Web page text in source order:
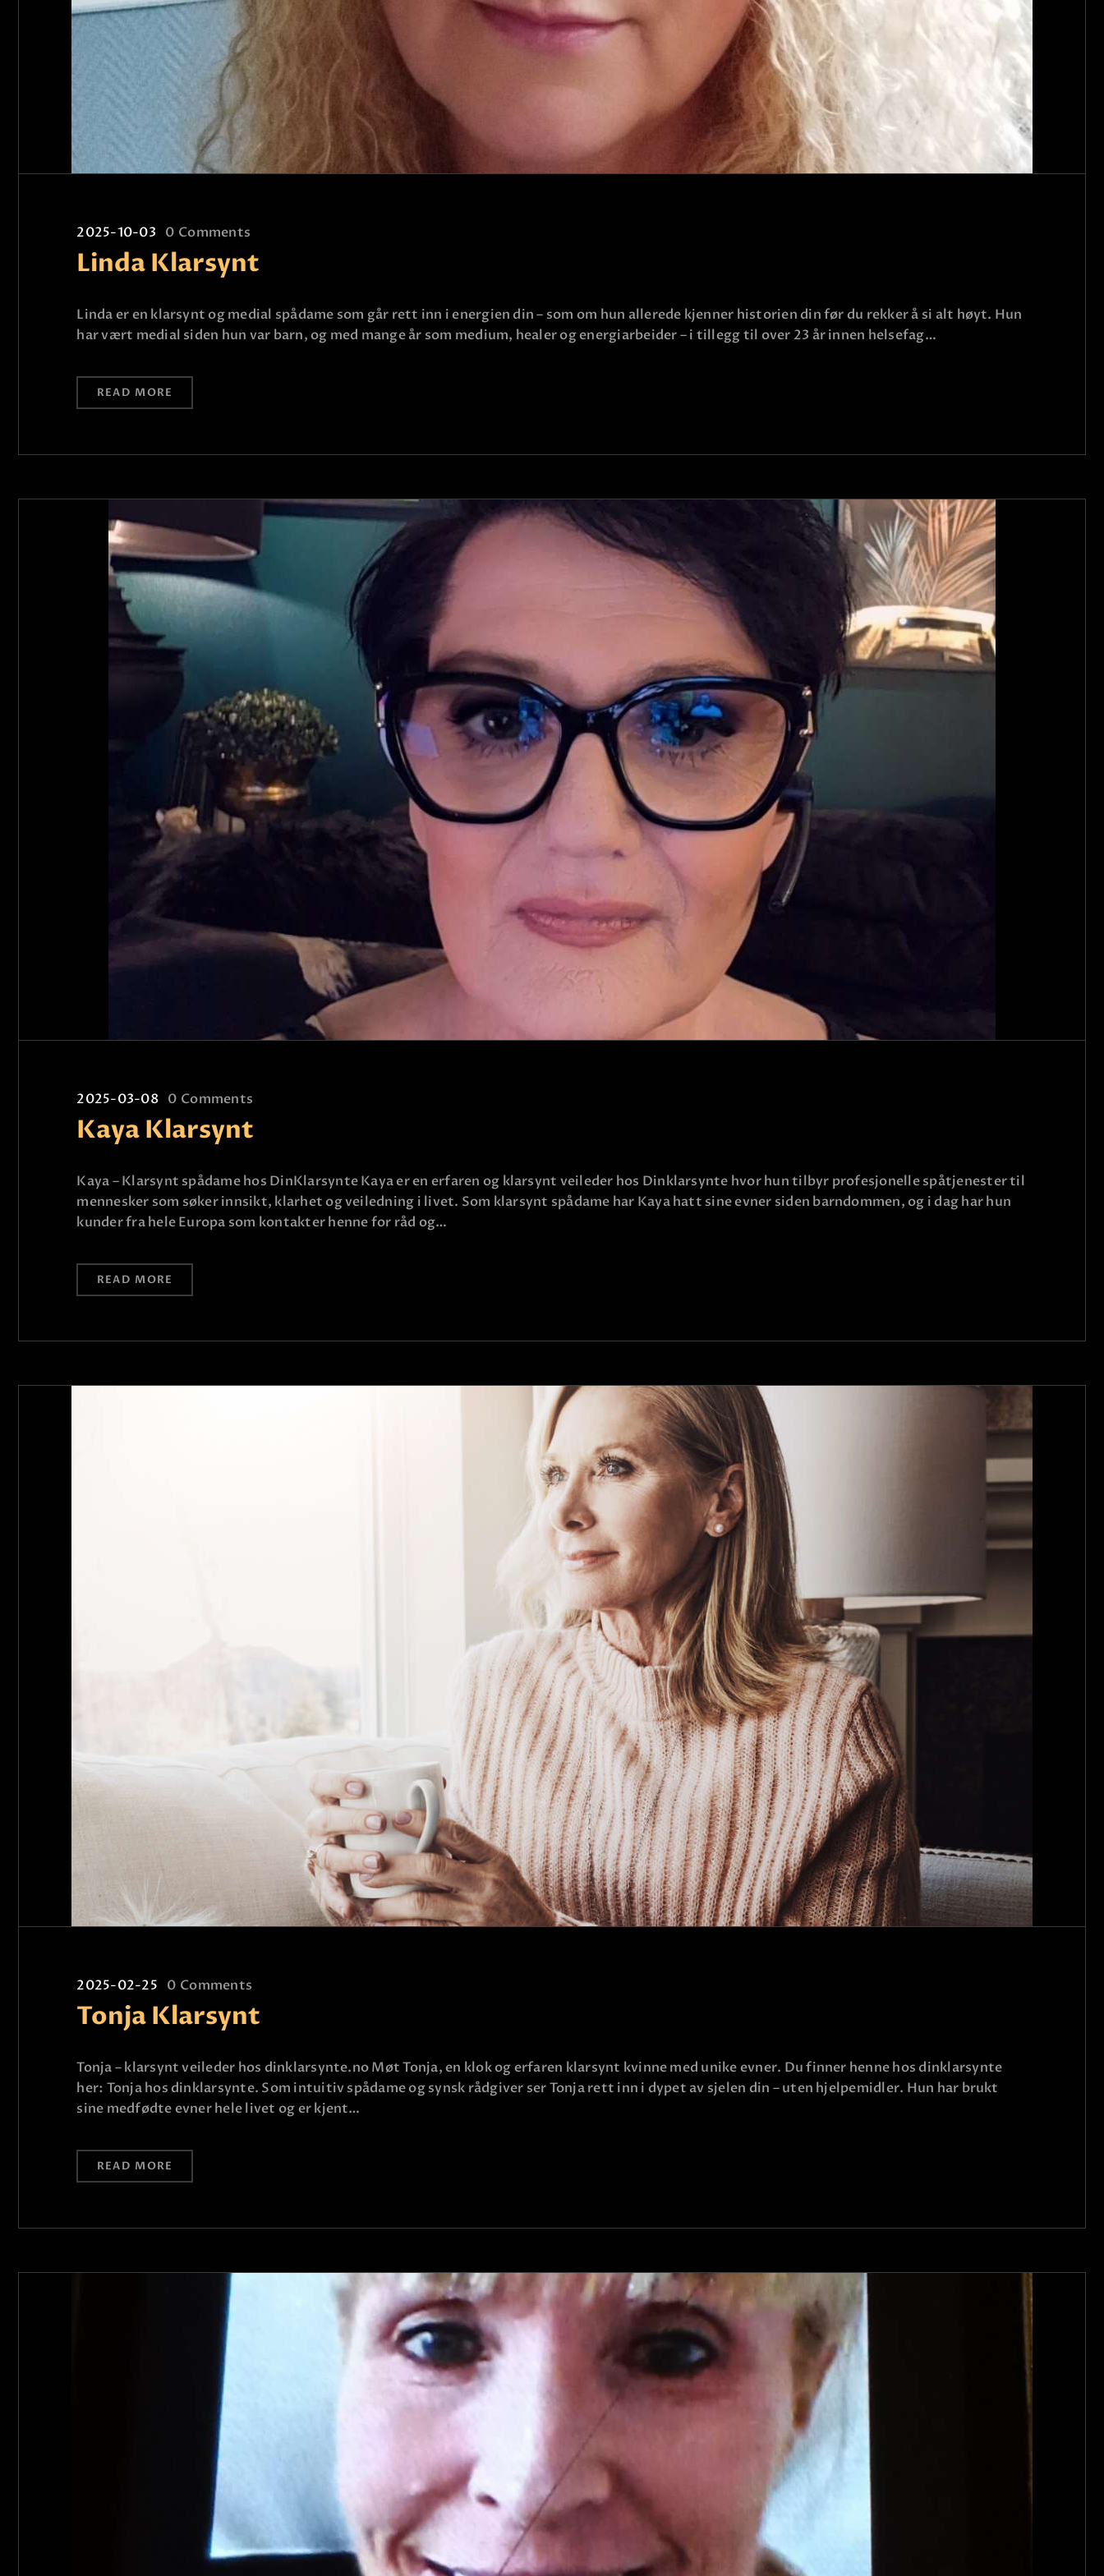
KLARSYNT
FAQ
KONTAKT OSS
2025-10-03 0 Comments
Linda Klarsynt
Linda er en klarsynt og medial spådame som går rett inn i energien din – som om hun allerede kjenner historien din før du rekker å si alt høyt. Hun
har vært medial siden hun var barn, og med mange år som medium, healer og energiarbeider – i tillegg til over 23 år innen helsefag…
READ MORE
2025-03-08 0 Comments
Kaya Klarsynt
Kaya – Klarsynt spådame hos DinKlarsynte Kaya er en erfaren og klarsynt veileder hos Dinklarsynte hvor hun tilbyr profesjonelle spåtjenester til
mennesker som søker innsikt, klarhet og veiledning i livet. Som klarsynt spådame har Kaya hatt sine evner siden barndommen, og i dag har hun
kunder fra hele Europa som kontakter henne for råd og…
READ MORE
2025-02-25 0 Comments
Tonja Klarsynt
Tonja – klarsynt veileder hos dinklarsynte.no Møt Tonja, en klok og erfaren klarsynt kvinne med unike evner. Du finner henne hos dinklarsynte
her: Tonja hos dinklarsynte. Som intuitiv spådame og synsk rådgiver ser Tonja rett inn i dypet av sjelen din – uten hjelpemidler. Hun har brukt
sine medfødte evner hele livet og er kjent…
READ MORE